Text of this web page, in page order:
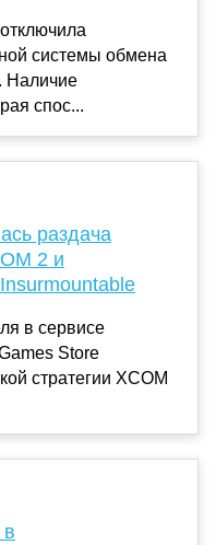
системы обмена
Наличие
спос...
раздача
2 и
в сервисе
Store
стратегии XCOM